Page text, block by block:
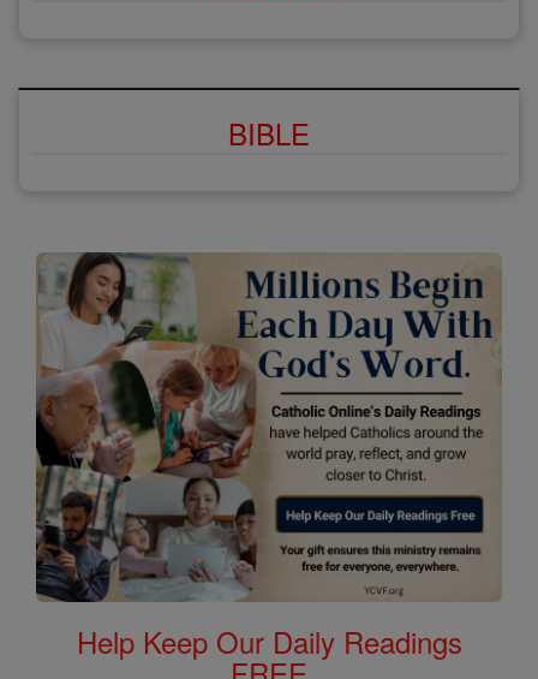
BIBLE
Help Keep Our Daily Readings